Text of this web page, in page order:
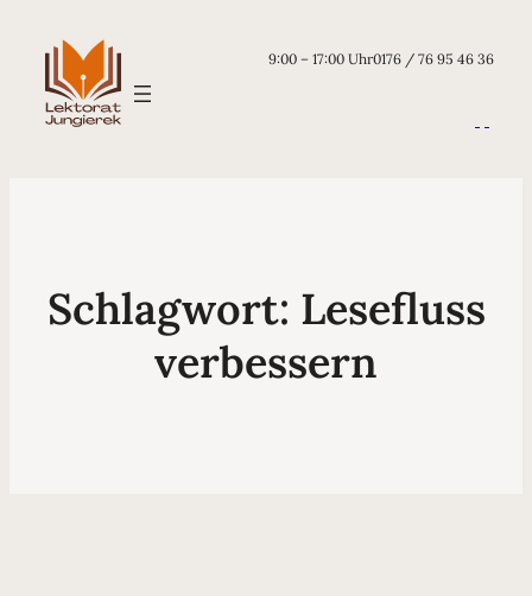
9:00 – 17:00 Uhr0176 / 76 95 46 36
Schlagwort: Lesefluss
verbessern